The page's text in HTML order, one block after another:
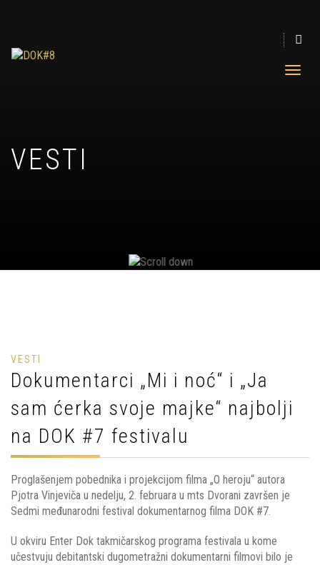
VESTI
VESTI
Dokumentarci „Mi i noć“ i „Ja
sam ćerka svoje majke“ najbolji
na DOK #7 festivalu
Proglašenjem pobednika i projekcijom filma „O heroju“ autora
Pjotra Vinjeviča u nedelju, 2. februara u mts Dvorani završen je
Sedmi međunarodni festival dokumentarnog filma DOK #7.
U okviru Enter Dok takmičarskog programa festivala u kome
učestvuju debitantski dugometražni dokumentarni filmovi bilo je